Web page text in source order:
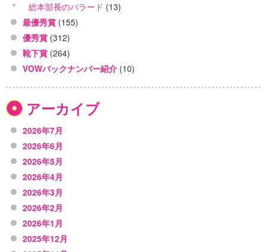
総本部長のバラード (13)
最優秀賞 (155)
優秀賞 (312)
靴下賞 (264)
VOWバックナンバー紹介 (10)
アーカイブ
2026年7月
2026年6月
2026年5月
2026年4月
2026年3月
2026年2月
2026年1月
2025年12月